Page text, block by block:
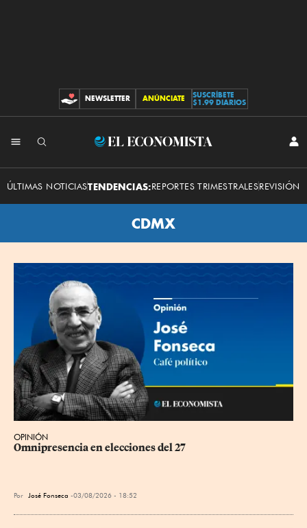
CONTRIBUCIONES
NEWSLETTER ANÚNCIATE
SUSCRÍBETE
$1.99 DIARIOS
El
Economista
ÚLTIMAS NOTICIASTENDENCIAS:REPORTES TRIMESTRALESREVISIÓN
CDMX
OPINIÓN
Omnipresencia en elecciones del 27
Por José Fonseca 03/08/2026 - 18:52